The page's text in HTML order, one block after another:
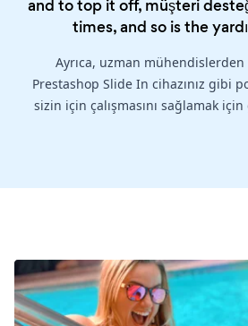
and to top it off, müşteri
times, and so is the
Ayrıca, uzman
Prestashop Slide In cihazınız gibi
sizin için çalışmasını sağlamak için